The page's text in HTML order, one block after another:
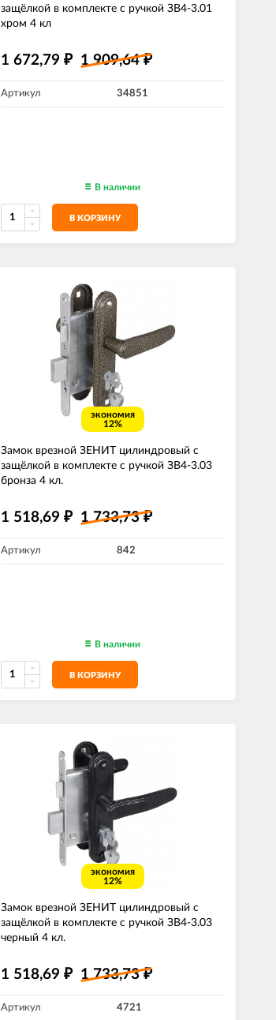
защёлкой в комплекте с ручкой ЗВ4-3.01
хром 4 кл
1 672,79 ₽ 1 909,64₽
Артикул 34851
В наличии
В КОРЗИНУ
экономия
12%
Замок врезной ЗЕНИТ цилиндровый с
защёлкой в комплекте с ручкой ЗВ4-3.03
бронза 4 кл.
1 518,69 ₽ 1 733,73₽
Артикул 842
В наличии
В КОРЗИНУ
экономия
12%
Замок врезной ЗЕНИТ цилиндровый с
защёлкой в комплекте с ручкой ЗВ4-3.03
черный 4 кл.
1 518,69 ₽ 1 733,73₽
Артикул 4721